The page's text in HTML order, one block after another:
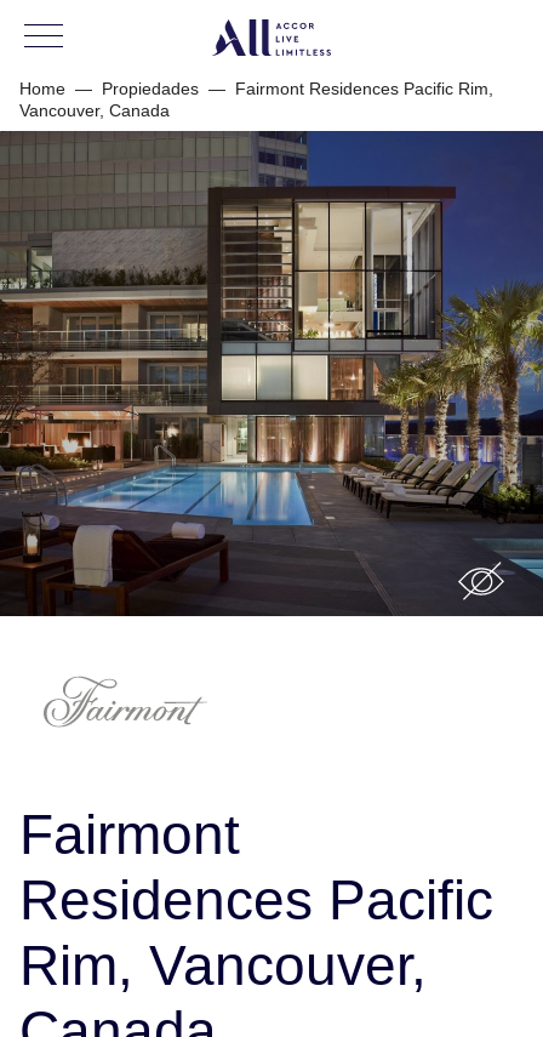
Home — Propiedades — Fairmont Residences Pacific Rim,
Vancouver, Canada
Fairmont
Residences Pacific
Rim, Vancouver,